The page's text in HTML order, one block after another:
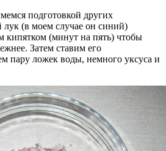
подготовкой других
лук (в моем случае он синий)
кипятком (минут на пять) чтобы
Затем ставим его
пару ложек воды, немного уксуса и